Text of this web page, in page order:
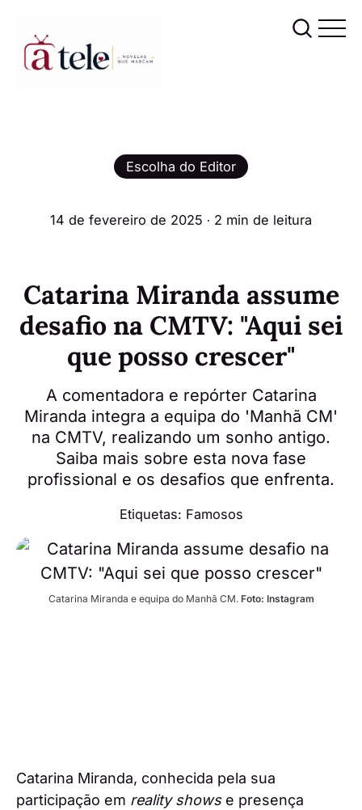
Escolha do Editor
14 de fevereiro de 2025 ∙ 2 min de leitura
Catarina Miranda assume
desafio na CMTV: "Aqui sei
que posso crescer"
A comentadora e repórter Catarina
Miranda integra a equipa do 'Manhã CM'
na CMTV, realizando um sonho antigo.
Saiba mais sobre esta nova fase
profissional e os desafios que enfrenta.
Etiquetas: Famosos
Catarina Miranda e equipa do Manhã CM. Foto: Instagram
Catarina Miranda, conhecida pela sua
participação em reality showse presença